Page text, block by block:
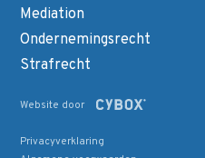
Mediation
Ondernemingsrecht
Strafrecht
Website door
Privacyverklaring